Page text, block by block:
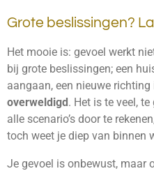
Grote beslissingen?
Het mooie is: gevoel werkt
bij grote beslissingen; een
aangaan, een nieuwe
overweldigd. Het is te veel,
alle scenario’s door te
toch weet je diep van binnen
Je gevoel is onbewust, maar